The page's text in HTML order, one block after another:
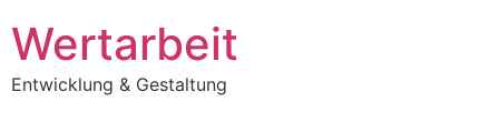
Wertarbeit
Entwicklung & Gestaltung